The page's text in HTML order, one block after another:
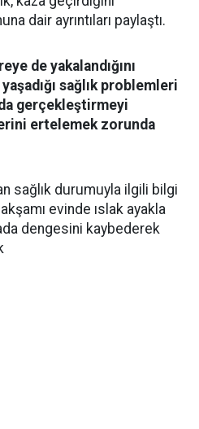
dair ayrıntıları paylaştı.
de yakalandığını
sağlık problemleri
gerçekleştirmeyi
ertelemek zorunda
sağlık durumuyla ilgili bilgi
evinde ıslak ayakla
dengesini kaybederek